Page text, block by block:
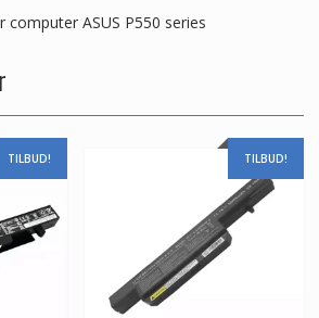
ASUS P550 series
TILBUD! TILBUD!